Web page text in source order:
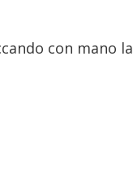
con mano